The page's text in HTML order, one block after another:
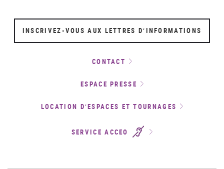
INSCRIVEZ-VOUS AUX LETTRES D’INFORMATIONS
CONTACT
ESPACE PRESSE
LOCATION D’ESPACES ET TOURNAGES
SERVICE ACCEO